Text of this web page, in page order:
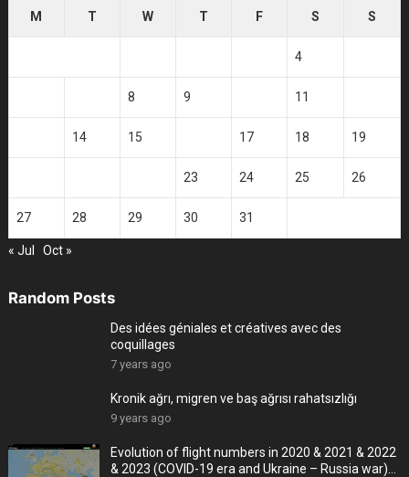
M T W T F S S
4
8 9 11
14 15 17 18 19
23 24 25 26
27 28 29 30 31
« Jul Oct »
Random Posts
Des idées géniales et créatives avec des
coquillages
7 years ago
Kronik ağrı, migren ve baş ağrısı rahatsızlığı
9 years ago
Evolution of flight numbers in 2020 & 2021 & 2022
& 2023 (COVID-19 era and Ukraine – Russia war)